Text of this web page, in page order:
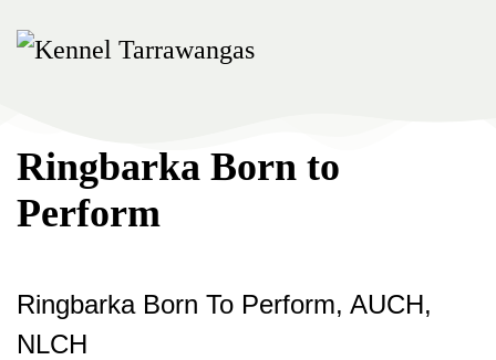
Skip
Ringbarka Born to
Perform
Ringbarka Born To Perform, AUCH,
NLCH